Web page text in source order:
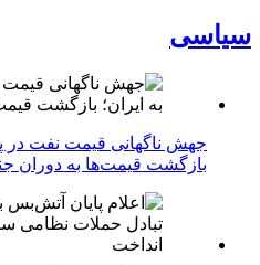
سیاسی
جهش ناگهانی قیمت نفت در
بازگشت قیمت‌ها به دوران